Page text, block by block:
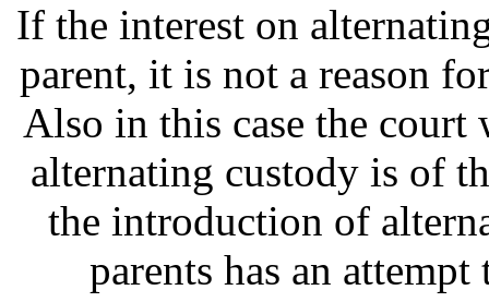
If the interest on
parent, it is not a reason
Also in this case the court
alternating custody is of
the introduction of
parents has an